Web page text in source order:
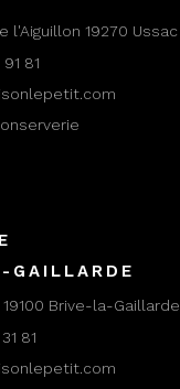
l'Aiguillon 19270 Ussac
81
GAILLARDE
Brive-la-Gaillarde
81